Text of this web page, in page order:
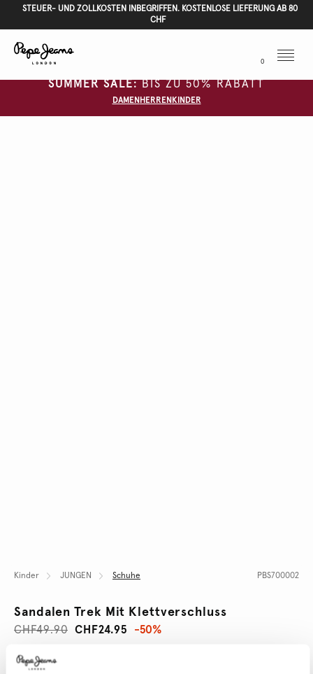
STEUER- UND ZOLLKOSTEN INBEGRIFFEN. KOSTENLOSE LIEFERUNG AB 80
CHF
0
Menu
SUMMER SALE:BIS ZU 50% RABATT
DAMEN HERREN KINDER
Kinder JUNGEN Schuhe PBS700002
Sandalen Trek Mit Klettverschluss
CHF24.95
CHF49.90 -50%